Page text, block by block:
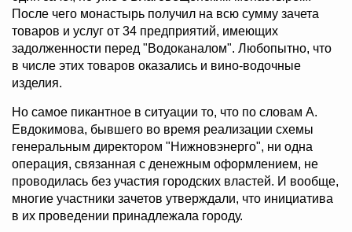
После чего монастырь получил на всю сумму зачета
товаров и услуг от 34 предприятий, имеющих
задолженности перед "Водоканалом". Любопытно, что
в числе этих товаров оказались и вино-водочные
изделия.
Но самое пикантное в ситуации то, что по словам А.
Евдокимова, бывшего во время реализации схемы
генеральным директором "Нижновэнерго", ни одна
операция, связанная с денежным оформлением, не
проводилась без участия городских властей. И вообще,
многие участники зачетов утверждали, что инициатива
в их проведении принадлежала городу.